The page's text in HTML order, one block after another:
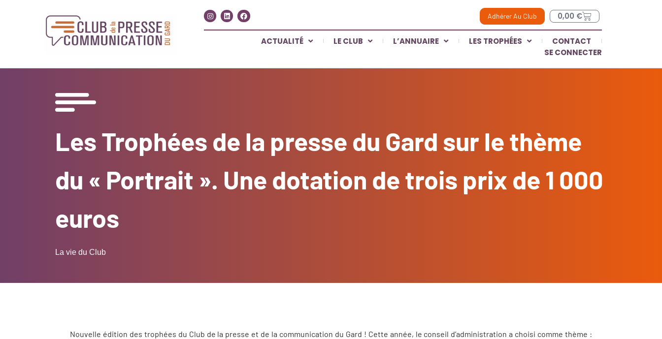
Adhérer Au Club 0,00 €
ACTUALITÉ LE CLUB L’ANNUAIRE LES TROPHÉES
CONTACT
SE CONNECTER
Les Trophées de la presse du Gard sur le thème
du « Portrait ». Une dotation de trois prix de 1 000
euros
La vie du Club
Nouvelle édition des trophées du Club de la presse et de la communication du Gard ! Cette année, le conseil d’administration a choisi comme thème :